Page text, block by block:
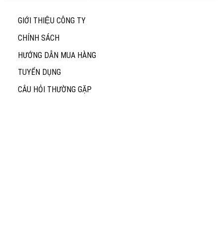
GIỚI THIỆU CÔNG TY
CHÍNH SÁCH
HƯỚNG DẪN MUA HÀNG
TUYỂN DỤNG
CÂU HỎI THƯỜNG GẶP